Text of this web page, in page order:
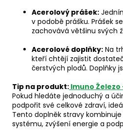
Acerolový prášek:
v podobě prášku. Prášek
zachovává většinu svých
Acerolové doplňky: Na
kteří chtějí zajistit
čerstvých plodů. Doplňky
Tip na produkt: Imuno Železo
Pokud hledáte jednoduchý a
podpořit své celkové zdraví,
Tento doplněk stravy
systému, zvýšení energie a